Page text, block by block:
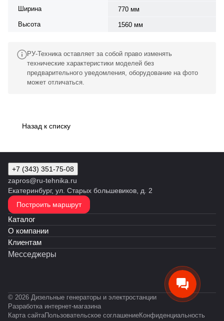
Ширина
770 мм
Высота
1560 мм
РУ-Техника оставляет за собой право изменять
технические характеристики моделей без
предварительного уведомления, оборудование на фото
может отличаться.
Назад к списку
+7 (343) 351-75-08
zapros@ru-tehnika.ru
Екатеринбург, ул. Старых большевиков, д. 2
Построить маршрут
Каталог
О компании
Клиентам
Месседжеры
© 2026 Дизельные генераторы и электростанции
Разработка интернет-магазина
Карта сайтаПользовательское соглашениеКонфиденциальность